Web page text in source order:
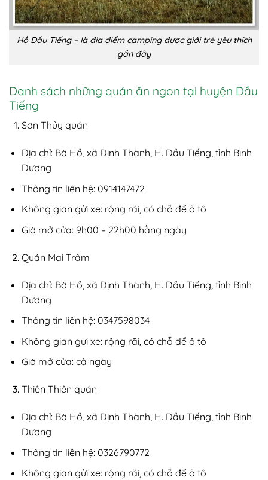
Hồ Dầu Tiếng – là địa điểm camping được giới trẻ yêu thích
gần đây
Danh sách những quán ăn ngon tại huyện Dầu
Tiếng
Sơn Thủy quán
Địa chỉ: Bờ Hồ, xã Định Thành, H. Dầu Tiếng, tỉnh Bình
Dương
Thông tin liên hệ: 0914147472
Không gian gửi xe: rộng rãi, có chỗ để ô tô
Giờ mở cửa: 9h00 – 22h00 hằng ngày
Quán Mai Trâm
Địa chỉ: Bờ Hồ, xã Định Thành, H. Dầu Tiếng, tỉnh Bình
Dương
Thông tin liên hệ: 0347598034
Không gian gửi xe: rộng rãi, có chỗ để ô tô
Giờ mở cửa: cả ngày
Thiên Thiên quán
Địa chỉ: Bờ Hồ, xã Định Thành, H. Dầu Tiếng, tỉnh Bình
Dương
Thông tin liên hệ: 0326790772
Không gian gửi xe: rộng rãi, có chỗ để ô tô